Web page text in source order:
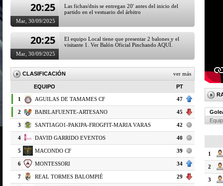
20:25
Mar, 30/09/2025
Las fichas/dnis se entregan 20' antes del inicio del
partido en el vestuario del árbitro
20:25
Mar, 30/09/2025
El equipo Local tiene que presentar 2 balones y el
visitante 1. Ver Balón Oficial Pinchando AQUÍ.
CLASIFICACIÓN ver más
EQUIPO PT
1 AGUILAS DE TAMAMES CF 47
2 BABILAFUENTE-ARTESANO 45
3 SANTIAGO1-PAKIPA-FROGFIT-MARIA VARAS 42
4 DAVID GARRIDO EVENTOS 40
5 MACONDO CF 39
6 MONTESSORI 34
7 REAL TORMES BALOMPIÉ 29
1
2
3